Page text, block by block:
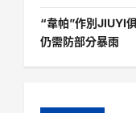
“韋帕”作別JIUYI
仍需防部分暴雨